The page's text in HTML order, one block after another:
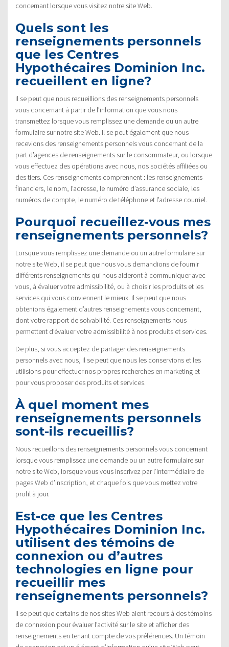
concernant lorsque vous visitez notre site Web.
Quels sont les
renseignements personnels
que les Centres
Hypothécaires Dominion Inc.
recueillent en ligne?
Il se peut que nous recueillions des renseignements personnels
vous concernant à partir de l’information que vous nous
transmettez lorsque vous remplissez une demande ou un autre
formulaire sur notre site Web. Il se peut également que nous
recevions des renseignements personnels vous concernant de la
part d’agences de renseignements sur le consommateur, ou lorsque
vous effectuez des opérations avec nous, nos sociétés affiliées ou
des tiers. Ces renseignements comprennent : les renseignements
financiers, le nom, l’adresse, le numéro d’assurance sociale, les
numéros de compte, le numéro de téléphone et l’adresse courriel.
Pourquoi recueillez-vous mes
renseignements personnels?
Lorsque vous remplissez une demande ou un autre formulaire sur
notre site Web, il se peut que nous vous demandions de fournir
différents renseignements qui nous aideront à communiquer avec
vous, à évaluer votre admissibilité, ou à choisir les produits et les
services qui vous conviennent le mieux. Il se peut que nous
obtenions également d’autres renseignements vous concernant,
dont votre rapport de solvabilité. Ces renseignements nous
permettent d’évaluer votre admissibilité à nos produits et services.
De plus, si vous acceptez de partager des renseignements
personnels avec nous, il se peut que nous les conservions et les
utilisions pour effectuer nos propres recherches en marketing et
pour vous proposer des produits et services.
À quel moment mes
renseignements personnels
sont-ils recueillis?
Nous recueillons des renseignements personnels vous concernant
lorsque vous remplissez une demande ou un autre formulaire sur
notre site Web, lorsque vous vous inscrivez par l’intermédiaire de
pages Web d’inscription, et chaque fois que vous mettez votre
profil à jour.
Est-ce que les Centres
Hypothécaires Dominion Inc.
utilisent des témoins de
connexion ou d’autres
technologies en ligne pour
recueillir mes
renseignements personnels?
Il se peut que certains de nos sites Web aient recours à des témoins
de connexion pour évaluer l’activité sur le site et afficher des
renseignements en tenant compte de vos préférences. Un témoin